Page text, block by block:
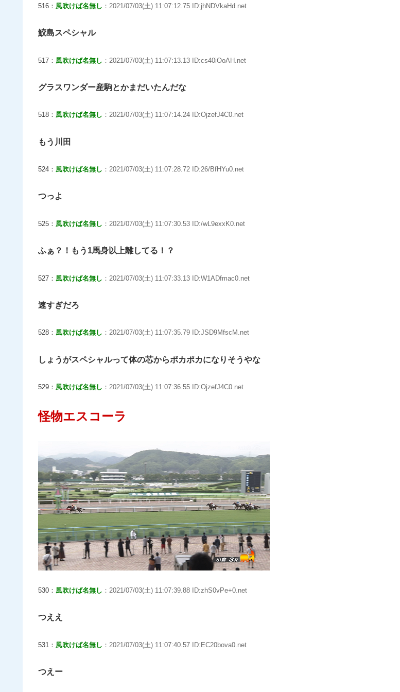
516： 風吹けば名無し ：2021/07/03(土) 11:07:12.75 ID:jhNDVkaHd.net
鮫島スペシャル
517： 風吹けば名無し ：2021/07/03(土) 11:07:13.13 ID:cs40iOoAH.net
グラスワンダー産駒とかまだいたんだな
518： 風吹けば名無し ：2021/07/03(土) 11:07:14.24 ID:OjzefJ4C0.net
もう川田
524： 風吹けば名無し ：2021/07/03(土) 11:07:28.72 ID:26/BfHYu0.net
つっよ
525： 風吹けば名無し ：2021/07/03(土) 11:07:30.53 ID:/wL9exxK0.net
ふぁ？！もう1馬身以上離してる！？
527： 風吹けば名無し ：2021/07/03(土) 11:07:33.13 ID:W1ADfmac0.net
速すぎだろ
528： 風吹けば名無し ：2021/07/03(土) 11:07:35.79 ID:JSD9MfscM.net
しょうがスペシャルって体の芯からポカポカになりそうやな
529： 風吹けば名無し ：2021/07/03(土) 11:07:36.55 ID:OjzefJ4C0.net
怪物エスコーラ
530： 風吹けば名無し ：2021/07/03(土) 11:07:39.88 ID:zhS0vPe+0.net
つええ
531： 風吹けば名無し ：2021/07/03(土) 11:07:40.57 ID:EC20bova0.net
つえー